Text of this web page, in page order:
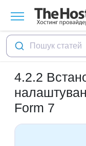
Пошук статей
4.2.2
Form 7